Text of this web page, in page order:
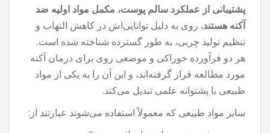
پشتیبانی از عملکرد سالم پوست، مکمل مواد اولیه ضد
آکنه هستند. روی به دلیل توانایی‌اش در کاهش التهاب و
تنظیم تولید چربی، به طور گسترده شناخته شده است.
هر دو فرآورده خوراکی و موضعی روی برای درمان آکنه
مورد مطالعه قرار گرفته‌اند، و این آن را به یکی از مواد
طبیعی با پشتوانه علمی تبدیل می‌کند.
سایر مواد طبیعی که معمولاً استفاده می‌شوند عبارتند از: